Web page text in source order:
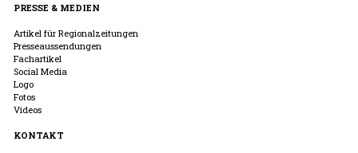
PRESSE & MEDIEN
Artikel für Regionalzeitungen
Presseaussendungen
Fachartikel
Social Media
Logo
Fotos
Videos
KONTAKT